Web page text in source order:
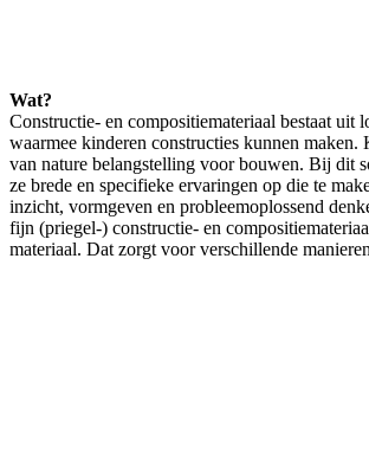
Wat?
Constructie- en compositiemateriaal bestaat uit
waarmee kinderen constructies kunnen maken.
van nature belangstelling voor bouwen. Bij dit
ze brede en specifieke ervaringen op die te
inzicht, vormgeven en probleemoplossend
fijn (priegel-) constructie- en
materiaal. Dat zorgt voor verschillende